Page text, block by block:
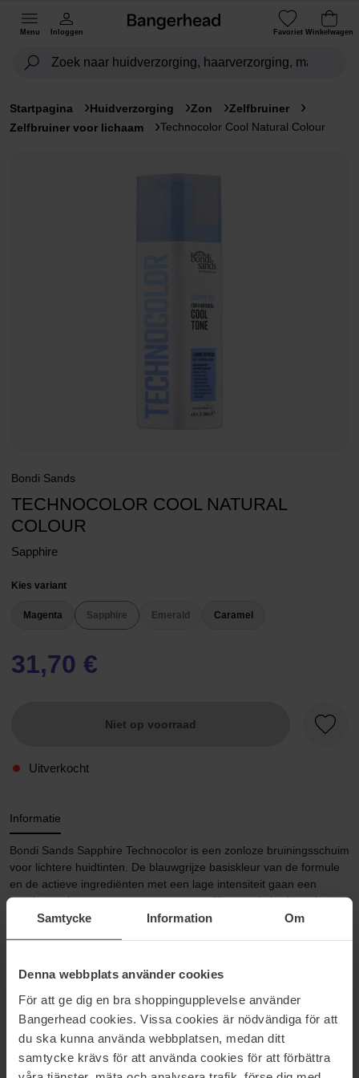
Samtycke Information Om
Denna webbplats använder cookies
För att ge dig en bra shoppingupplevelse använder
Bangerhead cookies. Vissa cookies är nödvändiga för att
du ska kunna använda webbplatsen, medan ditt
samtycke krävs för att använda cookies för att förbättra
Menu Inloggen Favoriet Winkelwagen
Startpagina Huidverzorging Zon
Zelfbruiner
Zelfbruiner voor lichaam
Technocolor Cool Natural Colour
Bondi Sands
TECHNOCOLOR COOL NATURAL
COLOUR
Sapphire
Kies variant
Magenta Sapphire Emerald Caramel
31,70 €
Niet op voorraad
Uitverkocht
Informatie
Bondi Sands Sapphire Technocolor is een zonloze bruiningsschuim
voor lichtere huidtinten. De blauwgrijze basiskleur van de formule
en de actieve ingrediënten met een lage intensiteit gaan een
oranje resultaat tegen - voor een natuurlijk ogende bruine teint met
een koele ondertoon.
- Natuurlijk resultaat met een koele ondertoon
- Geschikt voor de lichte huid
Bondi Sands Sapphire Technocolor bevat Dermachromatic™
Colour Technology, een formule die wetenschappelijk is ontwikkeld